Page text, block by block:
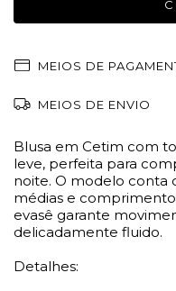
MEIOS DE
MEIOS DE ENVIO
Blusa em Cetim com
leve, perfeita para
noite. O modelo conta
médias e
evasê garante
delicadamente fluido.
Detalhes: